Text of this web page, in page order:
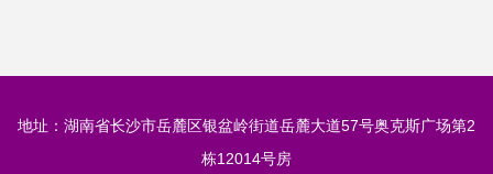
地址：湖南省长沙市岳麓区银盆岭街道岳麓大道57号奥克斯广场第2
栋12014号房